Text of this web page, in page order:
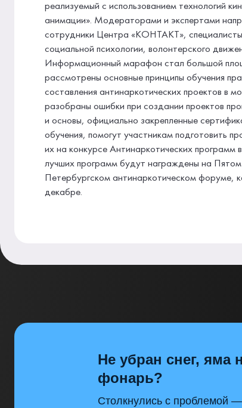
реализуемый с использованием технологий
анимации». Модераторами и экспертами
сотрудники Центра «КОНТАКТ»,
социальной психологии, волонтерского
Информационный марафон стал большой
рассмотрены основные принципы обучения
составления антинаркотических проектов в
разобраны ошибки при создании проектов
и основы, официально закрепленные
обучения, помогут участникам подготовить
их на конкурсе Антинаркотических программ
лучших программ будут награждены на
Петербургском антинаркотическом форуме,
декабре.
Не убран снег, яма
фонарь?
Столкнулись с проблемой